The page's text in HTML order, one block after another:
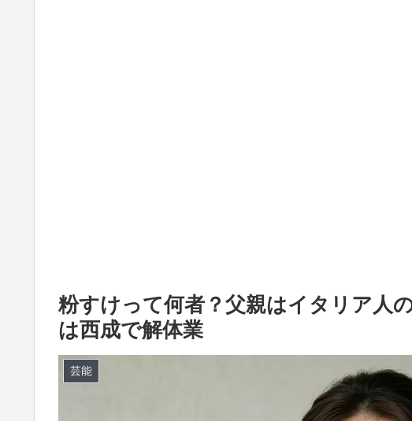
粉すけって何者？父親はイタリア人
は西成で解体業
芸能